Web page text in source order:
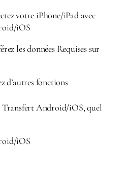
votre iPhone/iPad avec
iOS
les données Requises sur
d’autres fonctions
Transfert Android/iOS, quel
iOS